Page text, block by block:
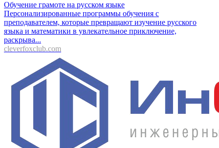
Обучение грамоте на русском языке
Персонализированные программы обучения с
преподавателем, которые превращают изучение русского
языка и математики в увлекательное приключение,
раскрыва...
cleverfoxclub.com